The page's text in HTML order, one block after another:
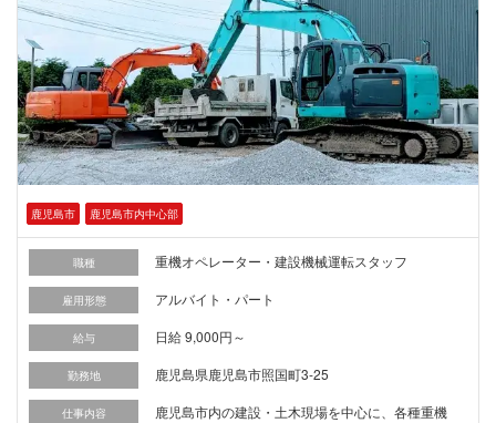
鹿児島市 鹿児島市内中心部
職種 重機オペレーター・建設機械運転スタッフ
雇用形態 アルバイト・パート
給与 日給 9,000円～
勤務地 鹿児島県鹿児島市照国町3-25
仕事内容
鹿児島市内の建設・土木現場を中心に、各種重機